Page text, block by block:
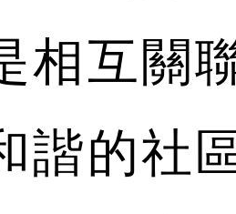
相互關
諧的社